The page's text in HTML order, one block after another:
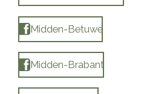
Midden-Betuwe
Midden-Brabant